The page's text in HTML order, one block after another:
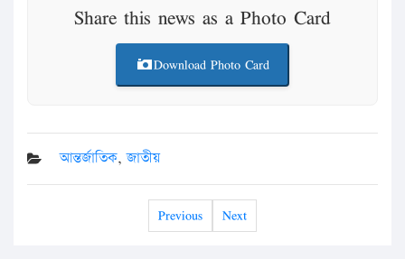
Share this news as a Photo Card
Download Photo Card
আন্তর্জাতিক,জাতীয়
Previous Next